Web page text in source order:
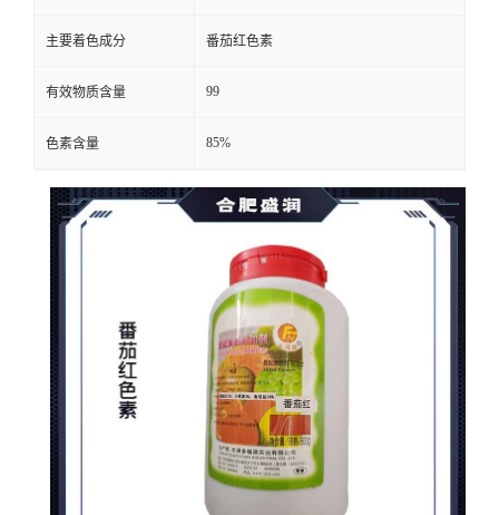
主要着色成分 番茄红色素
有效物质含量 99
色素含量 85%